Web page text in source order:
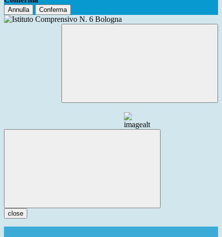
Annulla Conferma
close